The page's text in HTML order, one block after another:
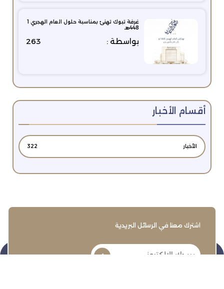
غرفة تبوك تهنئ بمناسبة حلول العام الهجري 1
448هـ
بواسطة : 263
أقسام الأخبار
الأخبار 322
اشترك معنا في الرسائل البريدية